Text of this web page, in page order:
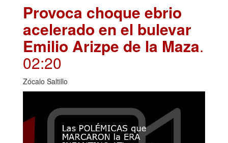
Provoca choque ebrio
acelerado en el bulevar
Emilio Arizpe de la Maza.
02:20
Zócalo Saltillo